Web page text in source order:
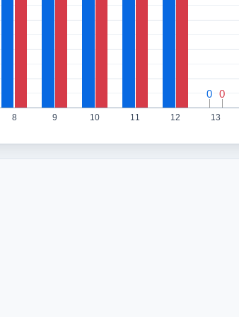
8 9 10 11 12 13
0
0 0
0